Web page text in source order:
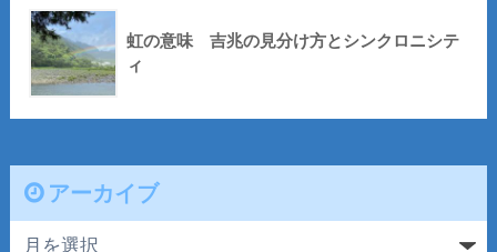
虹の意味 吉兆の見分け方とシンクロニシテ
ィ
アーカイブ